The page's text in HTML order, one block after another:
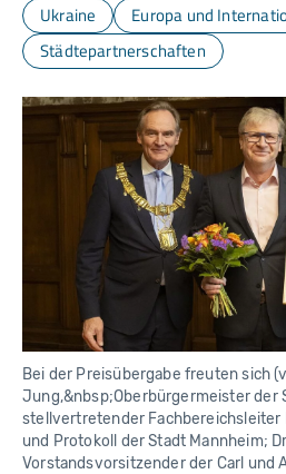
Ukraine
Europa und
Städtepartnerschaften
Bei der Preisübergabe freuten sich
Jung,&nbsp;Oberbürgermeister der
stellvertretender Fachbereichsleiter
und Protokoll der Stadt Mannheim;
Vorstandsvorsitzender der Carl und